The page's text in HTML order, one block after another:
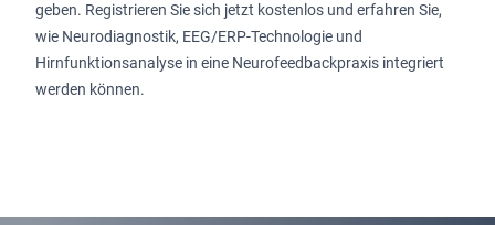
geben. Registrieren Sie sich jetzt kostenlos und erfahren Sie,
wie Neurodiagnostik, EEG/ERP-Technologie und
Hirnfunktionsanalyse in eine Neurofeedbackpraxis integriert
werden können.